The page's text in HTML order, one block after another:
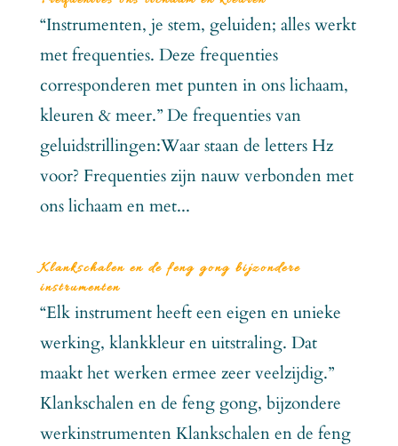
“Instrumenten, je stem, geluiden; alles werkt
met frequenties. Deze frequenties
corresponderen met punten in ons lichaam,
kleuren & meer.” De frequenties van
geluidstrillingen:Waar staan de letters Hz
voor? Frequenties zijn nauw verbonden met
ons lichaam en met...
Klankschalen en de feng gong bijzondere
instrumenten
“Elk instrument heeft een eigen en unieke
werking, klankkleur en uitstraling. Dat
maakt het werken ermee zeer veelzijdig.”
Klankschalen en de feng gong, bijzondere
werkinstrumenten Klankschalen en de feng